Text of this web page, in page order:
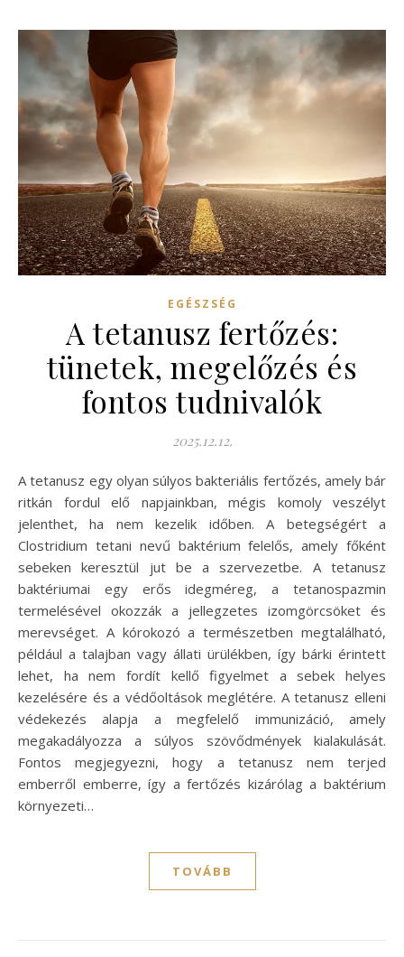
EGÉSZSÉG
A tetanusz fertőzés:
tünetek, megelőzés és
fontos tudnivalók
2025.12.12.
A tetanusz egy olyan súlyos bakteriális fertőzés, amely bár
ritkán fordul elő napjainkban, mégis komoly veszélyt
jelenthet, ha nem kezelik időben. A betegségért a
Clostridium tetani nevű baktérium felelős, amely főként
sebeken keresztül jut be a szervezetbe. A tetanusz
baktériumai egy erős idegméreg, a tetanospazmin
termelésével okozzák a jellegzetes izomgörcsöket és
merevséget. A kórokozó a természetben megtalálható,
például a talajban vagy állati ürülékben, így bárki érintett
lehet, ha nem fordít kellő figyelmet a sebek helyes
kezelésére és a védőoltások meglétére. A tetanusz elleni
védekezés alapja a megfelelő immunizáció, amely
megakadályozza a súlyos szövődmények kialakulását.
Fontos megjegyezni, hogy a tetanusz nem terjed
emberről emberre, így a fertőzés kizárólag a baktérium
környezeti…
TOVÁBB